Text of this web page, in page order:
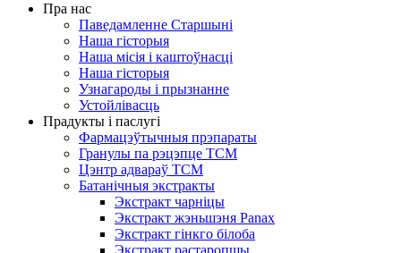
Пра нас
Паведамленне Старшыні
Наша гісторыя
Наша місія і каштоўнасці
Наша гісторыя
Узнагароды і прызнанне
Устойлівасць
Прадукты і паслугі
Фармацэўтычныя прэпараты
Гранулы па рэцэпце TCM
Цэнтр адвараў TCM
Батанічныя экстракты
Экстракт чарніцы
Экстракт жэньшэня Panax
Экстракт гінкго білоба